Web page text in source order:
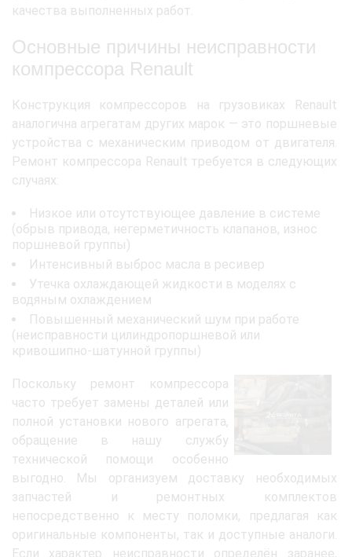
качества выполненных работ.
Основные причины неисправности
компрессора Renault
Конструкция компрессоров на грузовиках Renault
аналогична агрегатам других марок — это поршневые
устройства с механическим приводом от двигателя.
Ремонт компрессора Renault требуется в следующих
случаях:
Низкое или отсутствующее давление в системе
(обрыв привода, негерметичность клапанов, износ
поршневой группы)
Интенсивный выброс масла в ресивер
Утечка охлаждающей жидкости в моделях с
водяным охлаждением
Повышенный механический шум при работе
(неисправности цилиндропоршневой или
кривошипно-шатунной группы)
Поскольку ремонт компрессора
часто требует замены деталей или
полной установки нового агрегата,
обращение в нашу службу
технической помощи особенно
выгодно. Мы организуем доставку необходимых
запчастей и ремонтных комплектов
непосредственно к месту поломки, предлагая как
оригинальные компоненты, так и доступные аналоги.
Если характер неисправности определён заранее,